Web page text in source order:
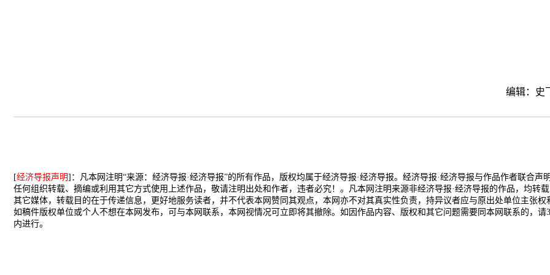
编辑：史
[经济导报声明]：凡本网注明“来源：经济导报·经济导报”的所有作品，版权均属于经济导报·经济导报。经济导报·经济导报与作品作者联合声明
任何组织转载、摘编或利用其它方式使用上述作品，敬请注明出处和作者，违者必究！。凡本网注明来源非经济导报·经济导报的作品，均转载
其它媒体，转载目的在于传递信息，更好地服务读者，并不代表本网赞同其观点，本网亦不对其真实性负责，持异议者应与原出处单位主张权
如稿件版权单位或个人不想在本网发布，可与本网联系，本网视情况可立即将其撤除。如因作品内容、版权和其它问题需要同本网联系的，请
内进行。